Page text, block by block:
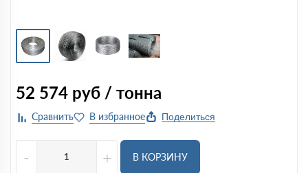
52 574 руб / тонна
Поделиться
- +
В КОРЗИНУ